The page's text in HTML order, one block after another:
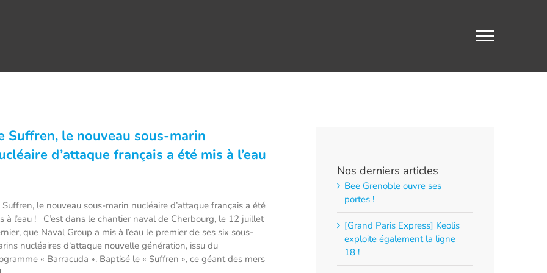
Suffren, le nouveau sous-marin
d’attaque français a été mis à l’eau
Suffren, le nouveau sous-marin nucléaire d’attaque français a été
à l’eau ! C’est dans le chantier naval de Cherbourg, le 12 juillet
que Naval Group a mis à l’eau le premier de ses six sous-
nucléaires d’attaque nouvelle génération, issu du
« Barracuda ». Baptisé le « Suffren », ce géant des mers
Nos derniers articles
Bee Grenoble ouvre ses
portes !
[Grand Paris Express] Keolis
exploite également la ligne
18 !